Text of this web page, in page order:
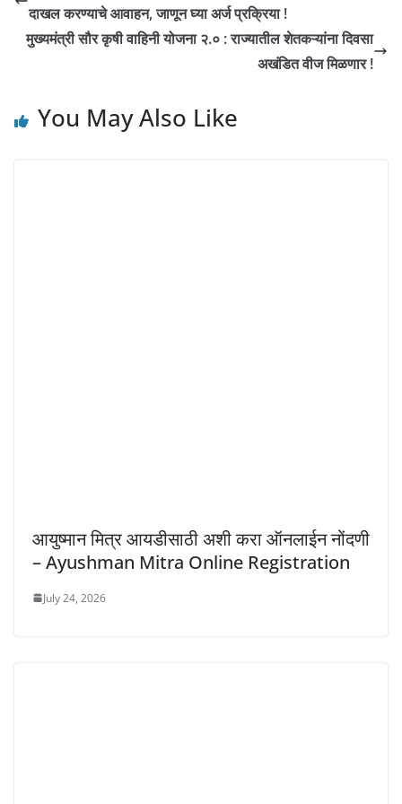
दाखल करण्याचे आवाहन, जाणून घ्या अर्ज प्रक्रिया !
मुख्यमंत्री सौर कृषी वाहिनी योजना २.० : राज्यातील शेतकऱ्यांना दिवसा
अखंडित वीज मिळणार !
You May Also Like
आयुष्मान मित्र आयडीसाठी अशी करा ऑनलाईन नोंदणी
– Ayushman Mitra Online Registration
July 24, 2026